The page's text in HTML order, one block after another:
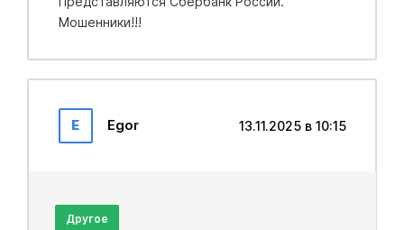
Мошенники!!!
E Egor 13.11.2025 в 10:15
Другое